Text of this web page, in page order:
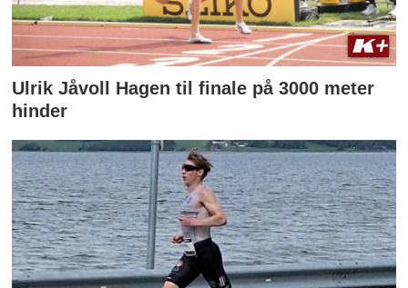
Ulrik Jåvoll Hagen til finale på 3000 meter
hinder